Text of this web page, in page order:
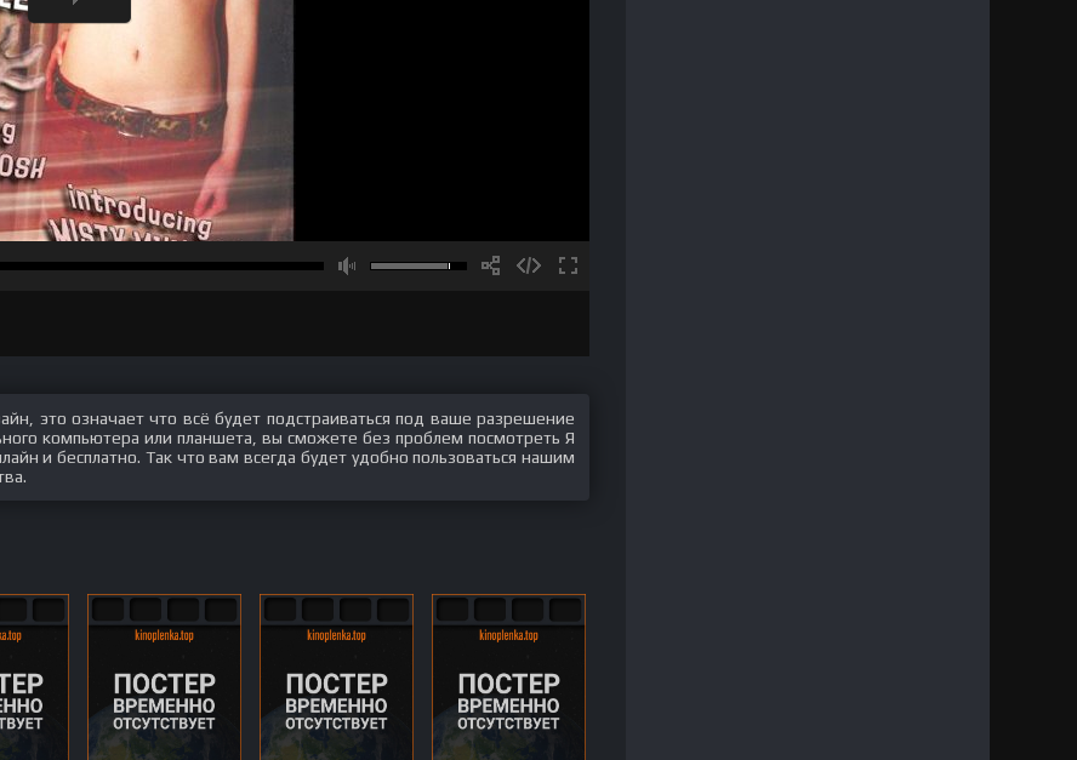
это означает что всё будет подстраиваться под ваше разрешение
компьютера или планшета, вы сможете без проблем посмотреть Я
и бесплатно. Так что вам всегда будет удобно пользоваться нашим